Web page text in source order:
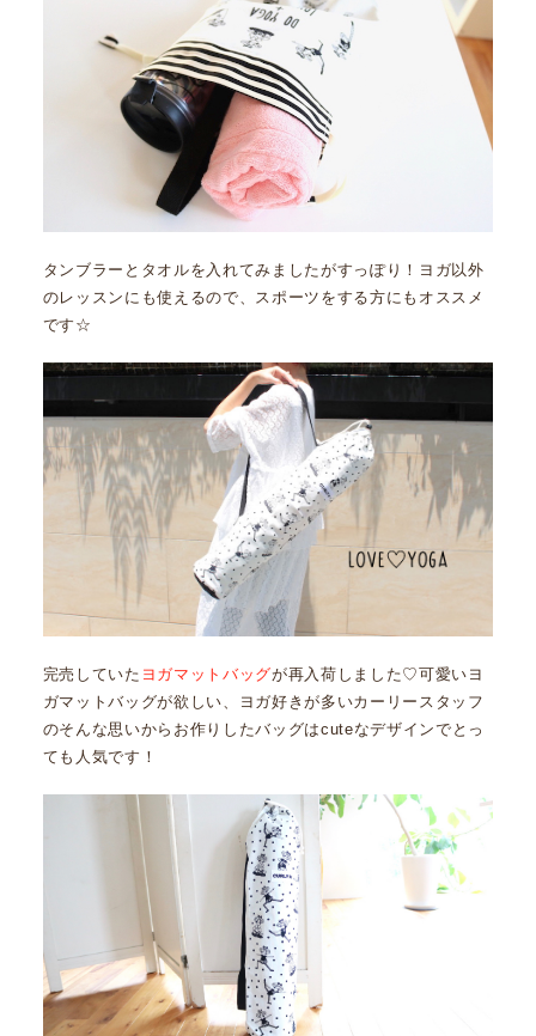
タンブラーとタオルを入れてみましたがすっぽり！ヨガ以外
のレッスンにも使えるので、スポーツをする方にもオススメ
です☆
完売していた ヨガマットバッグが再入荷しました♡可愛いヨ
ガマットバッグが欲しい、ヨガ好きが多いカーリースタッフ
のそんな思いからお作りしたバッグはcuteなデザインでとっ
ても人気です！